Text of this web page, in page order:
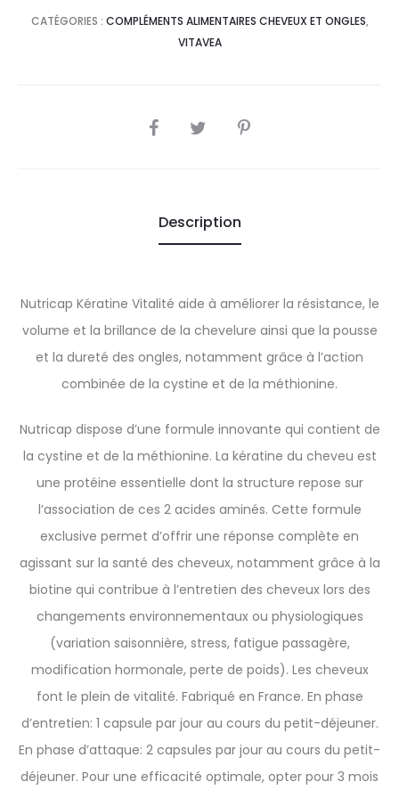
CATÉGORIES : COMPLÉMENTS ALIMENTAIRES CHEVEUX ET ONGLES,
VITAVEA
SHARE
Description
Nutricap Kératine Vitalité aide à améliorer la résistance, le
volume et la brillance de la chevelure ainsi que la pousse
et la dureté des ongles, notamment grâce à l’action
combinée de la cystine et de la méthionine.
Nutricap dispose d’une formule innovante qui contient de
la cystine et de la méthionine. La kératine du cheveu est
une protéine essentielle dont la structure repose sur
l’association de ces 2 acides aminés. Cette formule
exclusive permet d’offrir une réponse complète en
agissant sur la santé des cheveux, notamment grâce à la
biotine qui contribue à l’entretien des cheveux lors des
changements environnementaux ou physiologiques
(variation saisonnière, stress, fatigue passagère,
modification hormonale, perte de poids). Les cheveux
font le plein de vitalité. Fabriqué en France. En phase
d’entretien: 1 capsule par jour au cours du petit-déjeuner.
En phase d’attaque: 2 capsules par jour au cours du petit-
déjeuner. Pour une efficacité optimale, opter pour 3 mois